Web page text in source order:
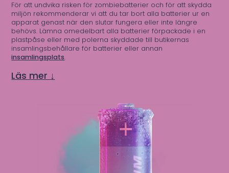
För att undvika risken för zombiebatterier och för att skydda
miljön rekommenderar vi att du tar bort alla batterier ur en
apparat genast när den slutar fungera eller inte längre
behövs. Lämna omedelbart alla batterier förpackade i en
plastpåse eller med polerna skyddade till butikernas
insamlingsbehållare för batterier eller annan
insamlingsplats.
Läs mer ↓